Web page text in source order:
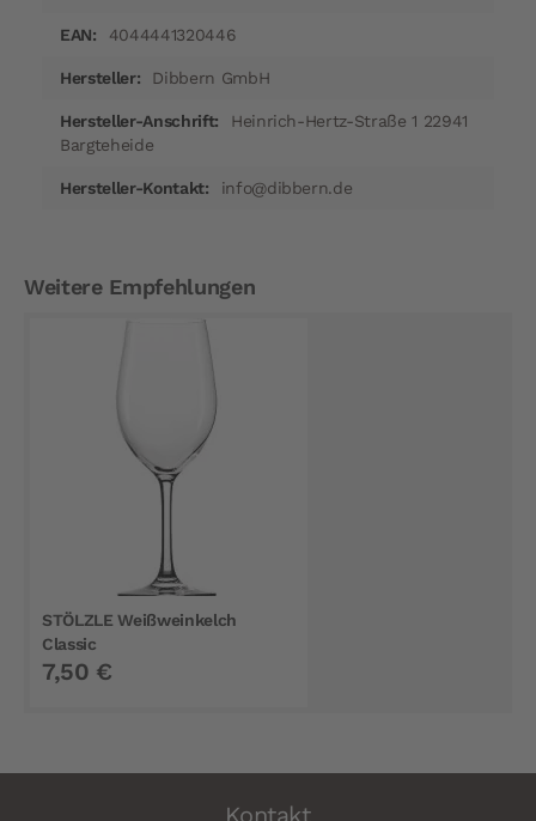
4044441320446
Dibbern GmbH
Heinrich-Hertz-Straße 1 22941
Bargteheide
info@dibbern.de
Weitere Empfehlungen
STÖLZLE Weißweinkelch
Classic
7,50 €